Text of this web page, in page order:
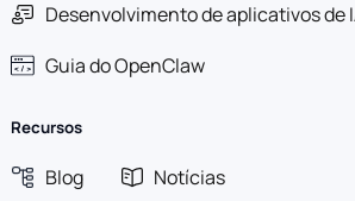
Desenvolvimento de aplicativos de
Guia do OpenClaw
Recursos
Blog
Notícias